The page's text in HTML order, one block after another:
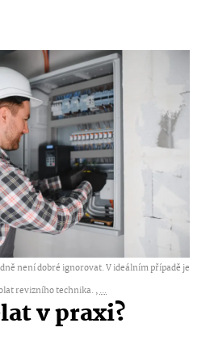
není dobré ignorovat. V ideálním případě je
revizního technika. ,...
v praxi?